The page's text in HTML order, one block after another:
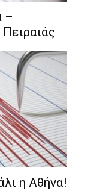
–
η Αθήνα!